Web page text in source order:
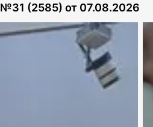
№31 (2585) от 07.08.2026